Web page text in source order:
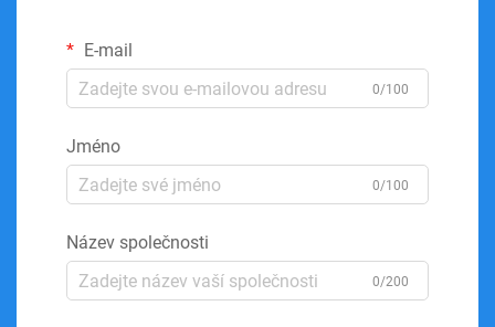
E-mail
0/100
Jméno
0/100
Název společnosti
0/200